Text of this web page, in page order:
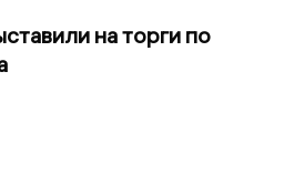
на торги по